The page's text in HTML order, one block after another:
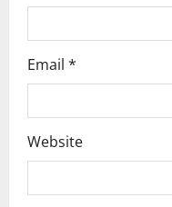
Email *
Website